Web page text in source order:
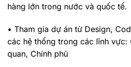
hàng lớn trong nước và quốc tế.
• Tham gia dự án từ Design,
các hệ thống trong các lĩnh vực:
quan, Chính phủ